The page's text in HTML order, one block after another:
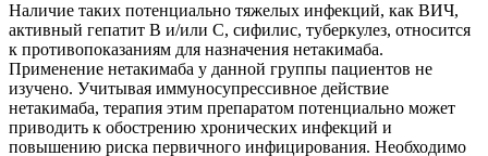
Наличие таких потенциально тяжелых инфекций, как ВИЧ,
активный гепатит В и/или С, сифилис, туберкулез, относится
к противопоказаниям для назначения нетакимаба.
Применение нетакимаба у данной группы пациентов не
изучено. Учитывая иммуносупрессивное действие
нетакимаба, терапия этим препаратом потенциально может
приводить к обострению хронических инфекций и
повышению риска первичного инфицирования. Необходимо